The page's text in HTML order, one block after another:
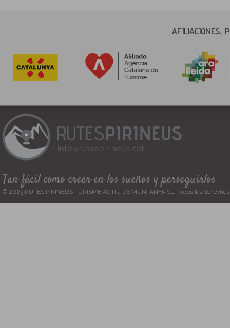
AFILIACIONES,
Tan fácil como creer en los sueños y perseguirlos
© 2023 RUTES PIRINEUS TURISME ACTIU DE MUNTANYA SL. Todos los